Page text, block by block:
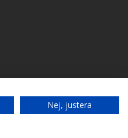
Nej, justera